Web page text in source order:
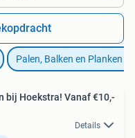
Palen, Balken en Planken
bij Hoekstra! Vanaf €10,-
Details